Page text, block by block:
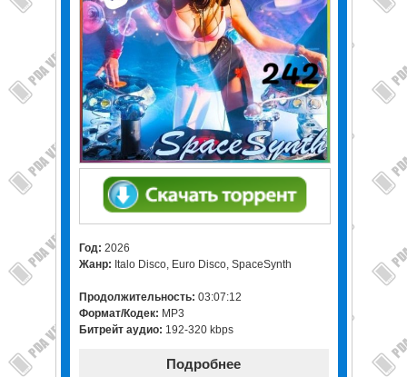
Год: 2026
Жанр: Italo Disco, Euro Disco, SpaceSynth
Продолжительность: 03:07:12
Формат/Кодек: MP3
Битрейт аудио: 192-320 kbps
Подробнее